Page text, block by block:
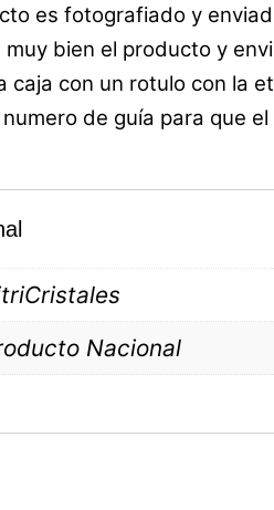
es fotografiado y
muy bien el producto y
caja con un rotulo con la
numero de guía para que
Nacional